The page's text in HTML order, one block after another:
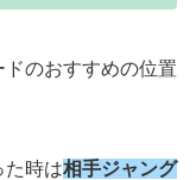
のおすすめの位置
た時は相手ジャング